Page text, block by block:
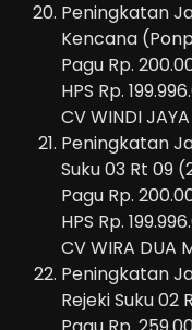
Peningkatan
Kencana
Pagu Rp.
HPS Rp.
CV WINDI
Peningkatan
Suku 03 Rt 09
Pagu Rp.
HPS Rp.
CV WIRA DUA
Peningkatan
Rejeki Suku 02